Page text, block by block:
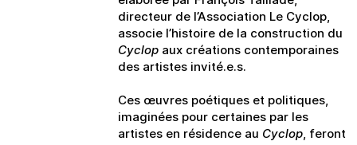
directeur de l’Association Le Cyclop,
associe l’histoire de la construction du
Cyclop aux créations contemporaines
des artistes invité.e.s.
Ces œuvres poétiques et politiques,
imaginées pour certaines par les
artistes en résidence au Cyclop, feront